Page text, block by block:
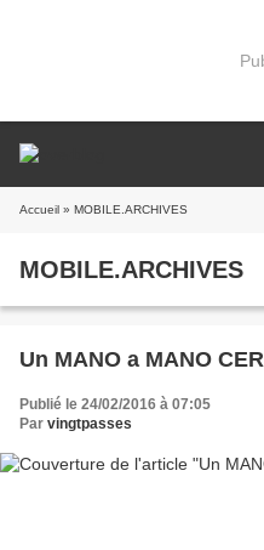
Accueil » MOBILE.ARCHIVES
MOBILE.ARCHIVES
Un MANO a MANO
Publié le 24/02/2016 à 07:05
Par vingtpasses